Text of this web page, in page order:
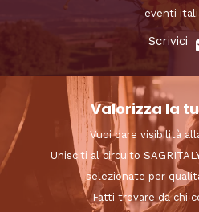
eventi
Scrivici
Valorizza la
Vuoi dare visibilità
Unisciti al circuito
selezionate per
Fatti trovare da chi